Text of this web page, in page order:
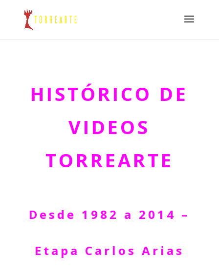
HISTÓRICO DE
VIDEOS
TORREARTE
Desde 1982 a 2014 –
Etapa Carlos Arias